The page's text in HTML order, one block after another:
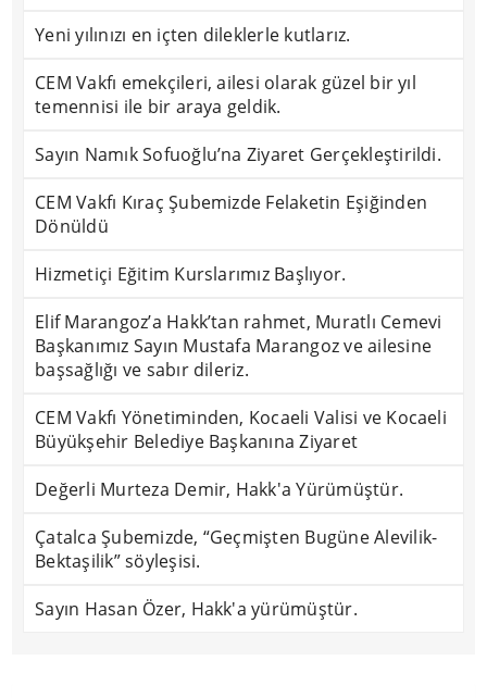
Yeni yılınızı en içten dileklerle kutlarız.
CEM Vakfı emekçileri, ailesi olarak güzel bir yıl
temennisi ile bir araya geldik.
Sayın Namık Sofuoğlu’na Ziyaret Gerçekleştirildi.
CEM Vakfı Kıraç Şubemizde Felaketin Eşiğinden
Dönüldü
Hizmetiçi Eğitim Kurslarımız Başlıyor.
Elif Marangoz’a Hakk’tan rahmet, Muratlı Cemevi
Başkanımız Sayın Mustafa Marangoz ve ailesine
başsağlığı ve sabır dileriz.
CEM Vakfı Yönetiminden, Kocaeli Valisi ve Kocaeli
Büyükşehir Belediye Başkanına Ziyaret
Değerli Murteza Demir, Hakk'a Yürümüştür.
Çatalca Şubemizde, “Geçmişten Bugüne Alevilik-
Bektaşilik” söyleşisi.
Sayın Hasan Özer, Hakk'a yürümüştür.